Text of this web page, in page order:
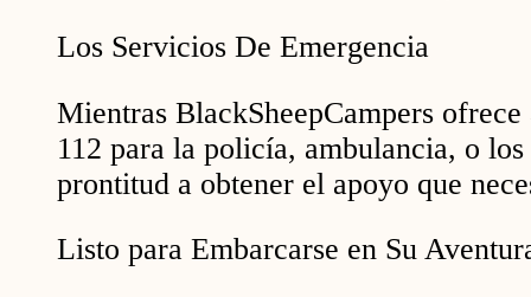
Los Servicios De Emergencia
Mientras BlackSheepCampers
112 para la policía, ambulancia, o
prontitud a obtener el apoyo que
Listo para Embarcarse en Su